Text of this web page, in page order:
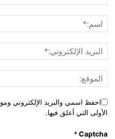
احفظ اسمي والبريد الإلكتروني
الأولى التي أعلق فيها.
Captcha
*